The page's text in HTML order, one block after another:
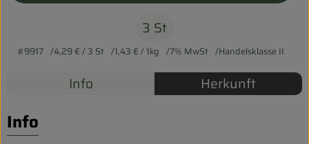
Pferdepension & Reitbetrieb
Firmenkunden
3 St
#9917 4,29 €/ 3 St 1,43 €/ 1kg 7% MwSt Handelsklasse II
Info Herkunft
Info